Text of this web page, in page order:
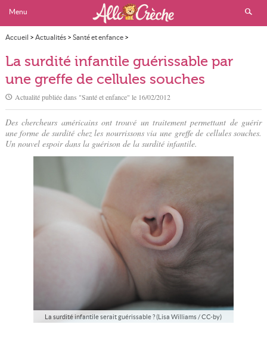
Menu
Accueil > Actualités> Santé et enfance>
La surdité infantile guérissable par une greffe de cellules souches
La surdité infantile guérissable par
une greffe de cellules souches
Actualité publiée dans "Santé et enfance" le 16/02/2012
Des chercheurs américains ont trouvé un traitement permettant de guérir
une forme de surdité chez les nourrissons via une greffe de cellules souches.
Un nouvel espoir dans la guérison de la surdité infantile.
La surdité infantile serait guérissable ? (Lisa Williams / CC-by)